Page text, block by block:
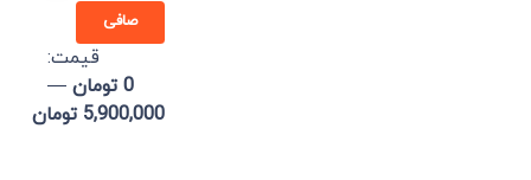
صافی
قيمت:
0 تومان
—
5,900,000 تومان